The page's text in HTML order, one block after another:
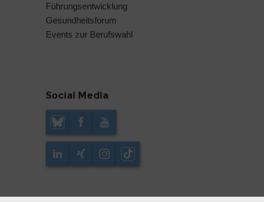
Führungsentwicklung
Gesundheitsforum
Events zur Berufswahl
Social Media